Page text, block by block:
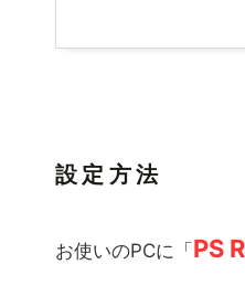
設定方法
お使いのPCに「 PS